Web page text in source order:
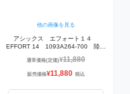
他の画像を見る
アシックス エフォート１４
EFFORT 14 1093A264-700 陸上
通常価格(定価)¥11,880
販売価格¥11,880 税込